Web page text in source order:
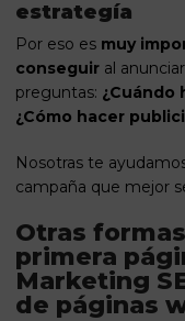
estrategía
Por eso es muy
conseguir al
preguntas: ¿Cuándo
¿Cómo hacer
Nosotras te
campaña que mejor
Otras
primera
Marketing
de páginas